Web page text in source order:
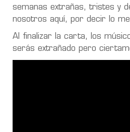
semanas extrañas, tristes y
nosotros aquí, por decir lo
Al finalizar la carta, los
serás extrañado pero